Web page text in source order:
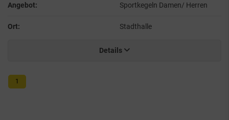
Angebot: Sportkegeln Damen/ Herren
Ort: Stadthalle
Details
1